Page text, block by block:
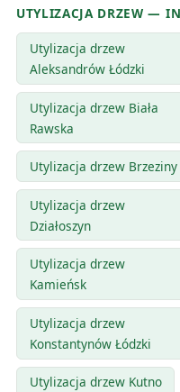
UTYLIZACJA DRZEW —
Utylizacja drzew
Aleksandrów Łódzki
Utylizacja drzew Biała
Rawska
Utylizacja drzew Brzeziny
Utylizacja drzew
Działoszyn
Utylizacja drzew
Kamieńsk
Utylizacja drzew
Konstantynów Łódzki
Utylizacja drzew Kutno